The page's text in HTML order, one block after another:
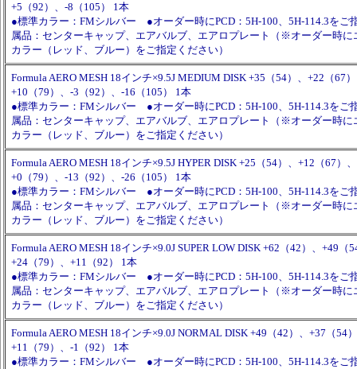
+5（92）、-8（105） 1本
●標準カラー：FMシルバー ●オーダー時にPCD：5H-100、5H-114.3を
属品：センターキャップ、エアバルブ、エアロプレート（※オーダー時に
カラー（レッド、ブルー）をご指定ください）
Formula AERO MESH 18インチ×9.5J MEDIUM DISK +35（54）、+22（67
+10（79）、-3（92）、-16（105） 1本
●標準カラー：FMシルバー ●オーダー時にPCD：5H-100、5H-114.3を
属品：センターキャップ、エアバルブ、エアロプレート（※オーダー時に
カラー（レッド、ブルー）をご指定ください）
Formula AERO MESH 18インチ×9.5J HYPER DISK +25（54）、+12（67）、
+0（79）、-13（92）、-26（105） 1本
●標準カラー：FMシルバー ●オーダー時にPCD：5H-100、5H-114.3を
属品：センターキャップ、エアバルブ、エアロプレート（※オーダー時に
カラー（レッド、ブルー）をご指定ください）
Formula AERO MESH 18インチ×9.0J SUPER LOW DISK +62（42）、+49（
+24（79）、+11（92） 1本
●標準カラー：FMシルバー ●オーダー時にPCD：5H-100、5H-114.3を
属品：センターキャップ、エアバルブ、エアロプレート（※オーダー時に
カラー（レッド、ブルー）をご指定ください）
Formula AERO MESH 18インチ×9.0J NORMAL DISK +49（42）、+37（54
+11（79）、-1（92） 1本
●標準カラー：FMシルバー ●オーダー時にPCD：5H-100、5H-114.3を